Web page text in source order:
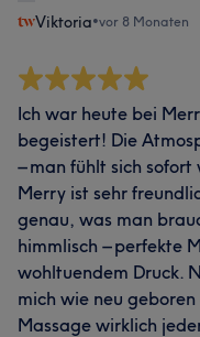
Viktoria•vor 8 Monaten
Ich war heute bei
begeistert! Die
– man fühlt sich
Merry ist sehr
genau, was man
himmlisch – perfekte
wohltuendem Druck.
mich wie neu
Massage wirklich